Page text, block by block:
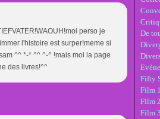
perso je
l'histoire est surper!meme si
^^ *-* ^^ ^-^ !mais moi la page
des livres!^^
De
Fifty
Film
Film
Film